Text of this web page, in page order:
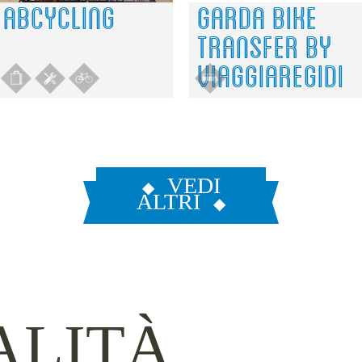
ABCYCLING GARDA BIKE
TRANSFER BY
VIAGGIAREGIDI
VEDI
ALTRI